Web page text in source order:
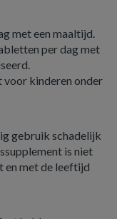
met een maaltijd.
per dag met
voor kinderen onder
gebruik schadelijk
is niet
met de leeftijd